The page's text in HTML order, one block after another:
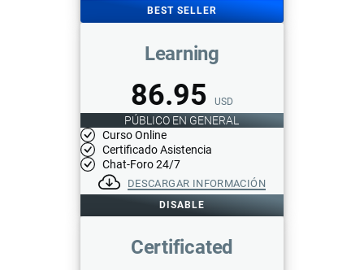
BEST SELLER
Learning
86.95 USD
PÚBLICO EN GENERAL
Curso Online
Certificado Asistencia
Chat-Foro 24/7
DESCARGAR INFORMACIÓN
DISABLE
Certificated